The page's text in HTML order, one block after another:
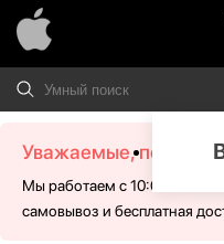
Уважаемые,
Мы работаем с 10:00 - 21:00
самовывоз и бесплатная